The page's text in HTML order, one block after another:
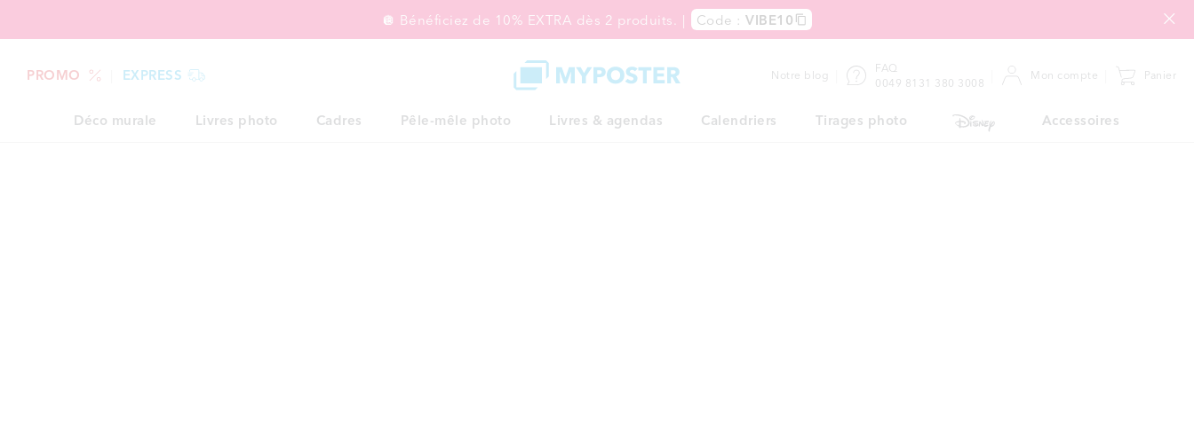
🪩 Bénéficiez de 10% EXTRA dès 2 produits. | Code :VIBE10
PROMO EXPRESS Notre blog
FAQ
0049 8131 380 3008
Mon compte Panier
Déco murale Livres photo Cadres Pêle-mêle photo Livres & agendas Calendriers Tirages photo Accessoires